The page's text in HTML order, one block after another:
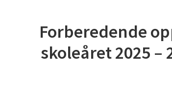
Forberedende
skoleåret 2025 –